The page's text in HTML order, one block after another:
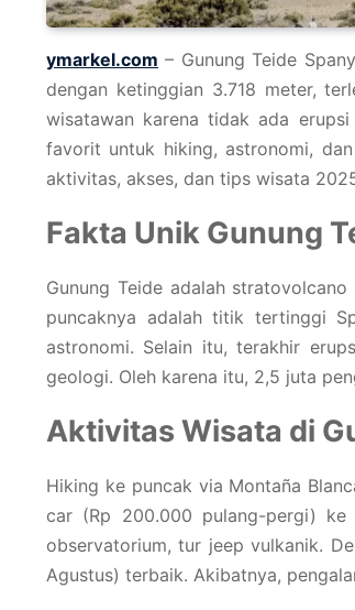
ymarkel.com – Gunung Teide
dengan ketinggian 3.718 meter,
wisatawan karena tidak ada
favorit untuk hiking, astronomi,
aktivitas, akses, dan tips wisata
Fakta Unik Gunung
Gunung Teide adalah
puncaknya adalah titik tertinggi
astronomi. Selain itu, terakhir
geologi. Oleh karena itu, 2,5 juta
Aktivitas Wisata di
Hiking ke puncak via Montaña
car (Rp 200.000 pulang-pergi)
observatorium, tur jeep vulkanik.
Agustus) terbaik. Akibatnya,